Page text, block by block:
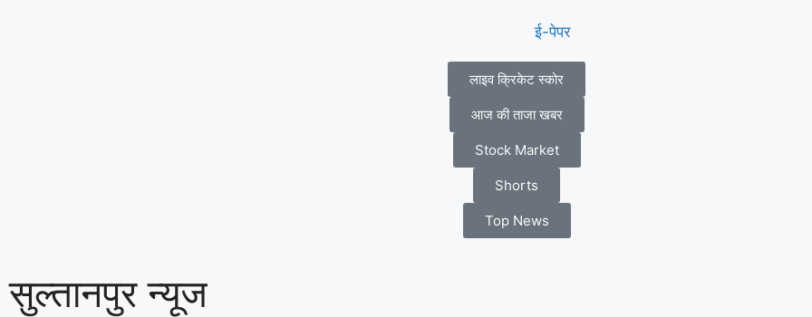
ई-पेपर
लाइव क्रिकेट स्कोर
आज की ताजा खबर
Stock Market
Shorts
Top News
सुल्तानपुर न्यूज